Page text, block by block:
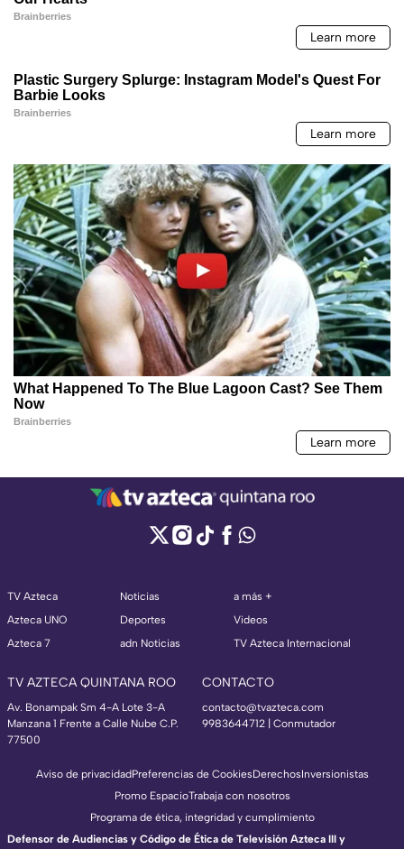
TV Azteca
Azteca UNO
Azteca 7
Noticias
Deportes
adn Noticias
a más +
Videos
TV Azteca Internacional
TV AZTECA QUINTANA ROO
Av. Bonampak Sm 4-A Lote 3-A
Manzana 1 Frente a Calle Nube C.P.
77500
CONTACTO
contacto@tvazteca.com
9983644712 | Conmutador
Aviso de privacidadPreferencias de CookiesDerechosInversionistas
Promo EspacioTrabaja con nosotros
Programa de ética, integridad y cumplimiento
Defensor de Audiencias y Código de Ética de Televisión Azteca III y